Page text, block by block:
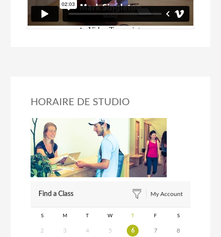
HORAIRE DE STUDIO
Find a Class My Account
S M T W T F S
2 3 4 5 6 7 8